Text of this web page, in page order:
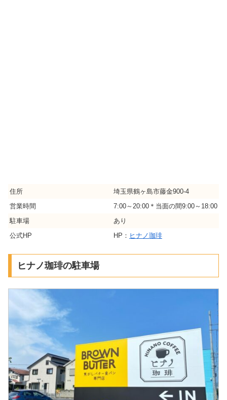
住所
埼玉県鶴ヶ島市藤金900-4
営業時間
7:00～20:00＊当面の間9:00～18:00
駐車場
あり
公式HP
HP： ヒナノ珈琲
ヒナノ珈琲の駐車場